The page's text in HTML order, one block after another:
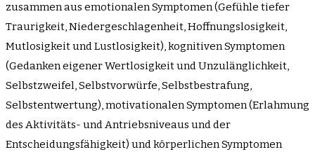
zusammen aus emotionalen Symptomen (Gefühle tiefer
Traurigkeit, Niedergeschlagenheit, Hoffnungslosigkeit,
Mutlosigkeit und Lustlosigkeit), kognitiven Symptomen
(Gedanken eigener Wertlosigkeit und Unzulänglichkeit,
Selbstzweifel, Selbstvorwürfe, Selbstbestrafung,
Selbstentwertung), motivationalen Symptomen (Erlahmung
des Aktivitäts- und Antriebsniveaus und der
Entscheidungsfähigkeit) und körperlichen Symptomen